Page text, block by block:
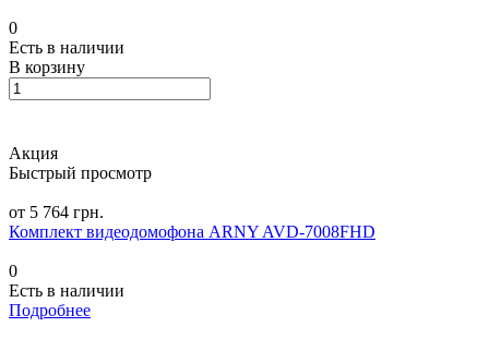
0
Есть в наличии
В корзину
Акция
Быстрый просмотр
от 5 764 грн.
Комплект видеодомофона ARNY AVD-7008FHD
0
Есть в наличии
Подробнее